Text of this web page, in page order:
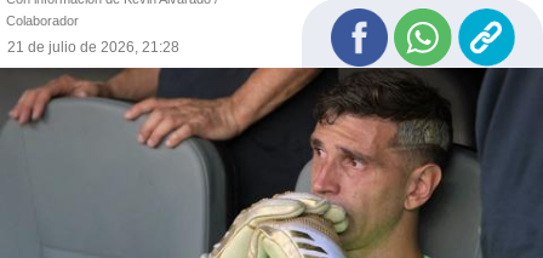
Colaborador
21 de julio de 2026, 21:28